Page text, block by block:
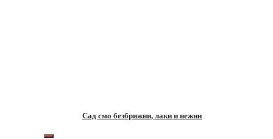
Сад смо безбрижни, лаки и нежни